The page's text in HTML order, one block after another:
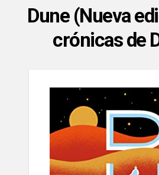
Dune (Nueva
crónicas de